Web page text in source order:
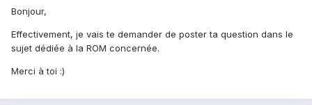
Bonjour,
Effectivement, je vais te demander de poster ta question dans le
sujet dédiée à la ROM concernée.
Merci à toi :)